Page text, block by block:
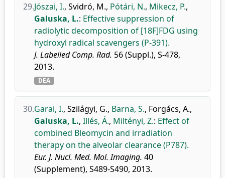
29.Jószai, I., Svidró, M., Pótári, N., Mikecz, P.,
Galuska, L.: Effective suppression of
radiolytic decomposition of [18F]FDG using
hydroxyl radical scavengers (P-391).
J. Labelled Comp. Rad. 56 (Suppl.), S-478,
2013.
DEA
30.Garai, I., Szilágyi, G., Barna, S., Forgács, A.,
Galuska, L., Illés, Á., Miltényi, Z.: Effect of
combined Bleomycin and irradiation
therapy on the alveolar clearance (P787).
Eur. J. Nucl. Med. Mol. Imaging. 40
(Supplement), S489-S490, 2013.